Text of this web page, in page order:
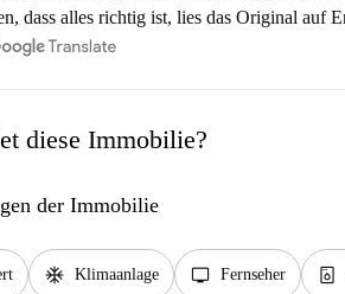
dass alles richtig ist, lies das Original auf
diese Immobilie?
der Immobilie
ac_unit Klimaanlage tv Fernseher dishwasher_gen